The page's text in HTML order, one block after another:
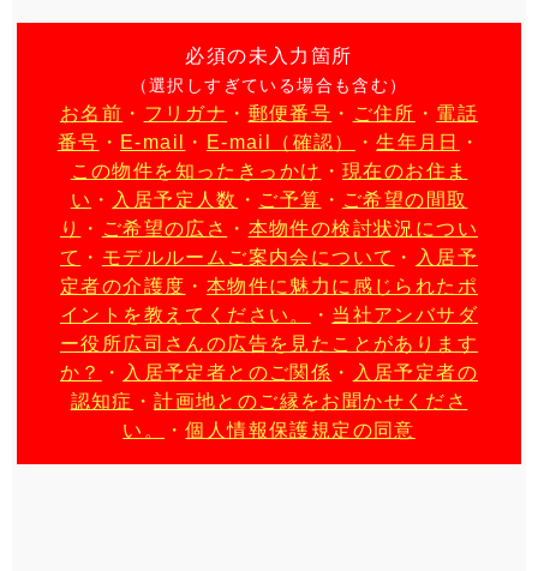
必須の未入力箇所
（選択しすぎている場合も含む）
お名前 ・ フリガナ ・ 郵便番号 ・ ご住所 ・ 電話
番号 ・ E-mail ・ E-mail（確認） ・生年月日
・
この物件を知ったきっかけ ・ 現在のお住ま
い ・ 入居予定人数 ・ ご予算 ・ ご希望の間取
り
・ ご希望の広さ ・ 本物件の検討状況につい
て ・ モデルルームご案内会について ・
入居予
定者の介護度 ・ 本物件に魅力に感じられたポ
イントを教えてください。
・ 当社アンバサダ
ー役所広司さんの広告を見たことがあります
か？
・ 入居予定者とのご関係 ・
入居予定者の
認知症 ・計画地とのご縁をお聞かせくださ
い。
・個人情報保護規定の同意